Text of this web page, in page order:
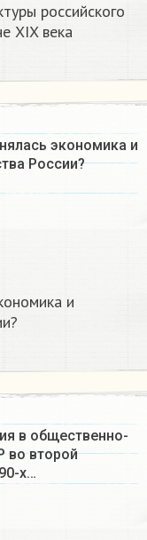
российского
XIX века
экономика и
России?
и
в общественно-
во второй
х…